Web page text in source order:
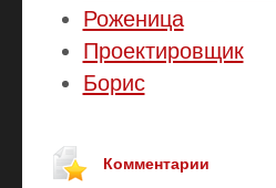
Роженица
Проектировщик
Борис
Комментарии